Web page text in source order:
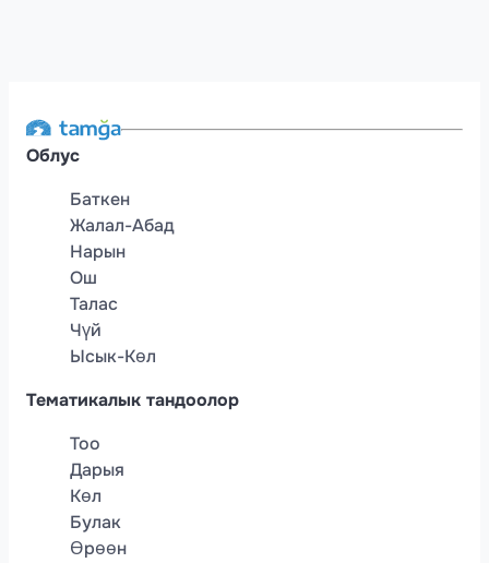
Облус
Баткен
Жалал-Абад
Нарын
Ош
Талас
Чүй
Ысык-Көл
Тематикалык тандоолор
Тоо
Дарыя
Көл
Булак
Өрөөн